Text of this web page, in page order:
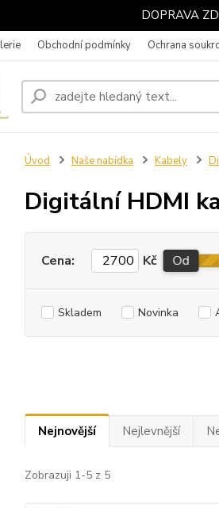
DOPRAVA
Obchodní podmínky Ochrana
Úvod Naše nabídka Kabely
Digitální HDMI
Cena: Kč Od
Skladem Novinka
Nejnovější Nejlevnější
Zobrazuji 1-5 z 5